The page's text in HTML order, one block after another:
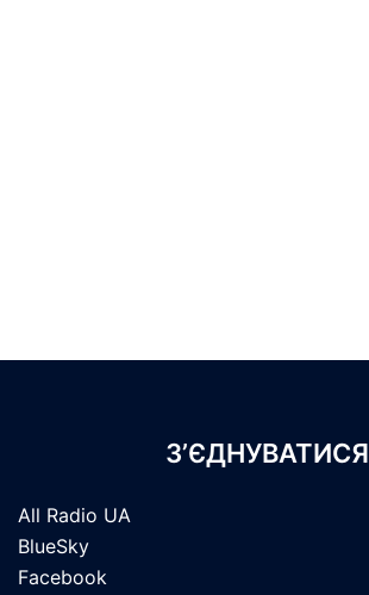
З’ЄДНУВАТИСЯ
All Radio UA
BlueSky
Facebook